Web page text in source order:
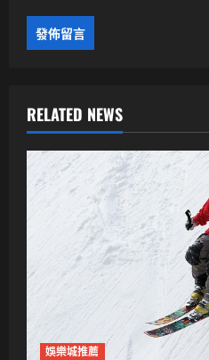
RELATED NEWS
娛樂城推薦